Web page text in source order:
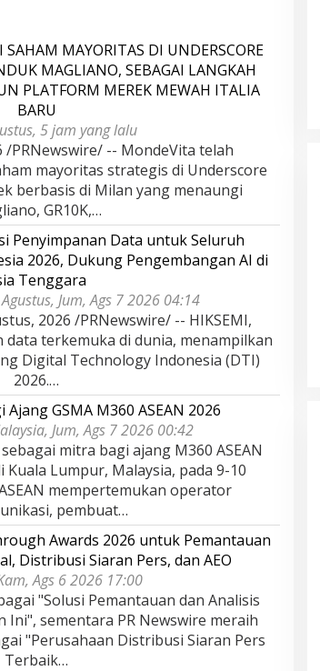
MAYORITAS DI UNDERSCORE
MAGLIANO, SEBAGAI LANGKAH
PLATFORM MEREK MEWAH ITALIA
BARU
5 jam yang lalu
/PRNewswire/ -- MondeVita telah
mayoritas strategis di Underscore
berbasis di Milan yang menaungi
GR10K,…
Penyimpanan Data untuk Seluruh
2026, Dukung Pengembangan AI di
Tenggara
Agustus, Jum, Ags 7 2026 04:14
2026 /PRNewswire/ -- HIKSEMI,
terkemuka di dunia, menampilkan
Digital Technology Indonesia (DTI)
2026.…
GSMA M360 ASEAN 2026
Jum, Ags 7 2026 00:42
mitra bagi ajang M360 ASEAN
Lumpur, Malaysia, pada 9-10
mempertemukan operator
pembuat…
Awards 2026 untuk Pemantauan
Distribusi Siaran Pers, dan AEO
Ags 6 2026 17:00
"Solusi Pemantauan dan Analisis
Ini", sementara PR Newswire meraih
"Perusahaan Distribusi Siaran Pers
Terbaik…
Pelaminan Pengantin dan Baju
Adat Melayu Jambi, Refleksi
Akademis Seminar Lembaga Adat
Melayu (LAM) Jambi
Di DAERAH, INFORMASI, JAMBI, NASIONAL, OPINI
DAN ARTIKEL, PEMERINTAHAN, PERISTIWA
|
Oktober, 2025